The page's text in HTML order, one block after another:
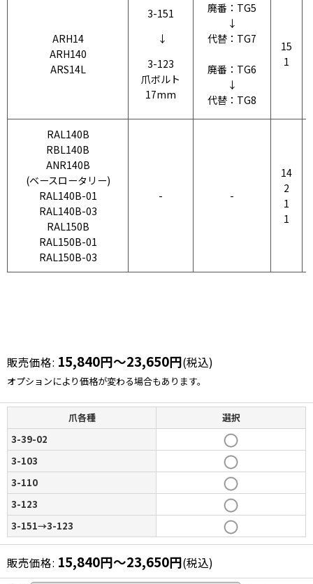
ARH14
ARH140
ARS14L
3-151
↓
3-123
爪ボルト
17mm
廃番：TG5
↓
代替：TG7
廃番：TG6
↓
代替：TG8
15
1
RAL140B
RBL140B
ANR140B
(ベースロータリー)
RAL140B-01
RAL140B-03
RAL150B
RAL150B-01
RAL150B-03
- -
14
2
1
1
販売価格: 15,840円～23,650円(税込)
オプションにより価格が変わる場合もあります。
爪各種
選択
3-39-02
3-103
3-110
3-123
3-151→3-123
販売価格: 15,840円～23,650円(税込)